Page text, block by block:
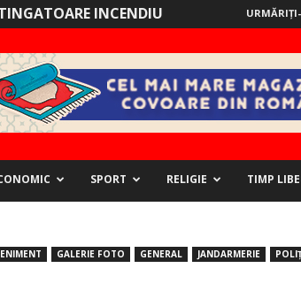
INCENDIU URMĂRIȚI-
SPORT RELIGIE TIMP
GALERIE FOTO GENERAL JANDARMERIE